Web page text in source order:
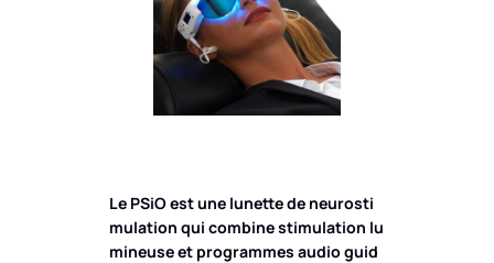
Le PSiO est une lunette de neurosti
mulation qui combine stimulation lu
mineuse et programmes audio guid